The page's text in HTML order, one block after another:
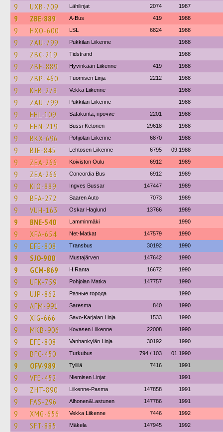
9 UXB-709 Lähilinjat 2074 1987
9 ZBE-889 A-Bus 419 1988
9 HXO-600 LSL 6824 1988
9 ZAU-799 Pukkilan Liikenne 1988
9 ZBC-219 Tidstrand 1988
9 ZBE-889 Hyvinkään Liikenne 419 1988
9 ZBP-460 Tuomisen Linja 2212 1988
9 KFB-278 Vekka Liikenne 1988
9 ZAU-799 Pukkilan Liikenne 1988
9 EHL-109 Satakunta, прочие 2201 1988
9 EHN-219 Bussi-Ketonen 29618 1988
9 BKX-696 Pohjolan Liikenne 6870 1988
9 BJE-845 Lehtosen Liikenne 6795 09.1988
9 ZEA-266 Koiviston Oulu 6912 1989
9 ZEA-266 Concordia Bus 6912 1989
9 KIO-889 Ingves Bussar 147447 1989
9 BFA-272 Saaren Auto 7073 1989
9 VUH-163 Oskar Haglund 13766 1989
9 BNE-540 Lamminmäki 1990
9 XFA-654 Net-Matkat 147579 1990
9 EFE-808 Transbus 30192 1990
9 SJO-900 Mustajärven 147642 1990
9 GCM-869 H.Ranta 16672 1990
9 UFK-759 Pohjolan Matka 147757 1990
9 UJP-862 Разные города 1990
9 AFM-991 Saresma 840 1990
9 XIG-666 Savo-Karjalan Linja 1533 1990
9 MKB-906 Kovasen Liikenne 22008 1990
9 EFE-808 Vanhankylän Linja 30192 1990
9 BFC-450 Turkubus 794 / 103 01.1990
9 OFV-989 Tyllilä 7416 1991
9 VFE-452 Niemisen Linjat 1991
9 ZHT-890 Liikenne-Pasma 147858 1991
9 FAS-296 Alhonen&Lastunen 147786 1991
9 XMG-656 Vekka Liikenne 7446 1992
9 SFT-885 Mäkela 147945 1992